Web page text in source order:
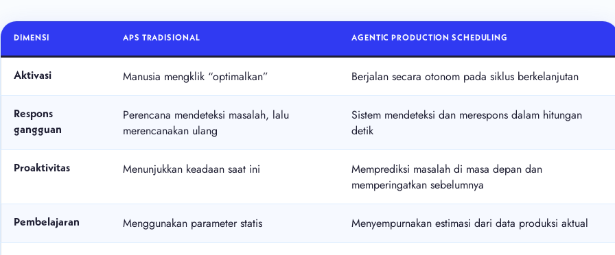
DIMENSI APS TRADISIONAL AGENTIC PRODUCTION SCHEDULING
Aktivasi Manusia mengklik “optimalkan” Berjalan secara otonom pada siklus berkelanjutan
Respons
gangguan
Perencana mendeteksi masalah, lalu
merencanakan ulang
Sistem mendeteksi dan merespons dalam hitungan
detik
Proaktivitas Menunjukkan keadaan saat ini
Memprediksi masalah di masa depan dan
memperingatkan sebelumnya
Pembelajaran Menggunakan parameter statis Menyempurnakan estimasi dari data produksi aktual